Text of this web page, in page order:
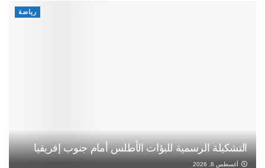
رياضة
التشكيلة الرسمية للبؤات الأطلس أمام جنوب إفريقيا
أغسطس 8, 2026